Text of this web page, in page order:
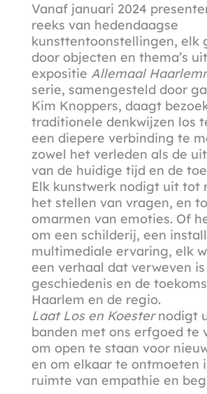
Vanaf januari 2024
reeks van hedendaagse
kunsttentoonstellingen, elk
door objecten en thema’s
expositie Allemaal
serie, samengesteld door
Kim Knoppers, daagt
traditionele denkwijzen los
een diepere verbinding te
zowel het verleden als de
van de huidige tijd en de
Elk kunstwerk nodigt uit tot
het stellen van vragen, en
omarmen van emoties. Of
om een schilderij, een
multimediale ervaring, elk
een verhaal dat verweven
geschiedenis en de
Haarlem en de regio.
Laat Los en Koesternodigt
banden met ons erfgoed te
om open te staan voor
en om elkaar te ontmoeten
ruimte van empathie en